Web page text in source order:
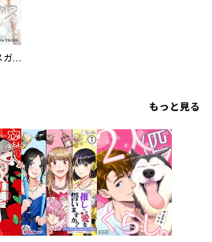
巣づくりオメガバース
もっと見る